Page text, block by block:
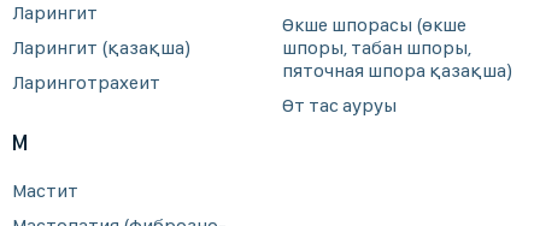
Ларингит
Ларингит (қазақша)
Ларинготрахеит
М
Мастит
Өкше шпорасы (өкше
шпоры, табан шпоры,
пяточная шпора қазақша)
Өт тас ауруы